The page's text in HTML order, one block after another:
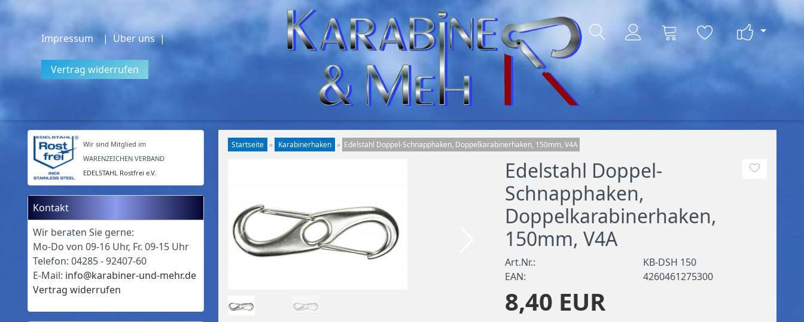
Impressum | Über uns |
Vertrag widerrufen
Wir sind Mitglied im
WARENZEICHEN VERBAND
EDELSTAHL Rostfrei e.V.
Kontakt
Wir beraten Sie gerne:
Mo-Do von 09-16 Uhr, Fr. 09-15 Uhr
Telefon: 04285 - 92407-60
E-Mail: info@karabiner-und-mehr.de
Vertrag widerrufen
Startseite » Karabinerhaken » Edelstahl Doppel-Schnapphaken, Doppelkarabinerhaken, 150mm, V4A
Edelstahl Doppel-
Schnapphaken,
Doppelkarabinerhaken,
150mm, V4A
Art.Nr.:
KB-DSH 150
EAN:
4260461275300
8,40 EUR